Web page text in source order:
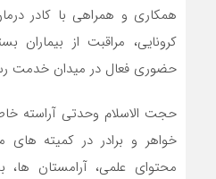
همکاری و همراهی با کادر
کرونایی، مراقبت از
حضوری فعال در میدان خدمت
حجت الاسلام وحدتی آراسته
خواهر و برادر در کمیته های
محتوای علمی، آرامستان ها،